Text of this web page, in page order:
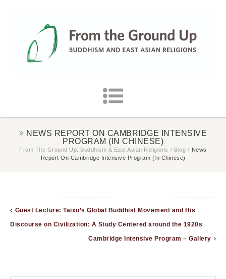
NEWS REPORT ON CAMBRIDGE INTENSIVE
PROGRAM (IN CHINESE)
From The Ground Up: Buddhism & East Asian Religions / Blog / News
Report On Cambridge Intensive Program (in Chinese)
Guest Lecture: Taixu’s Global Buddhist Movement and His
Discourse on Civilization: A Study Centered around the 1920s
Cambridge Intensive Program – Gallery